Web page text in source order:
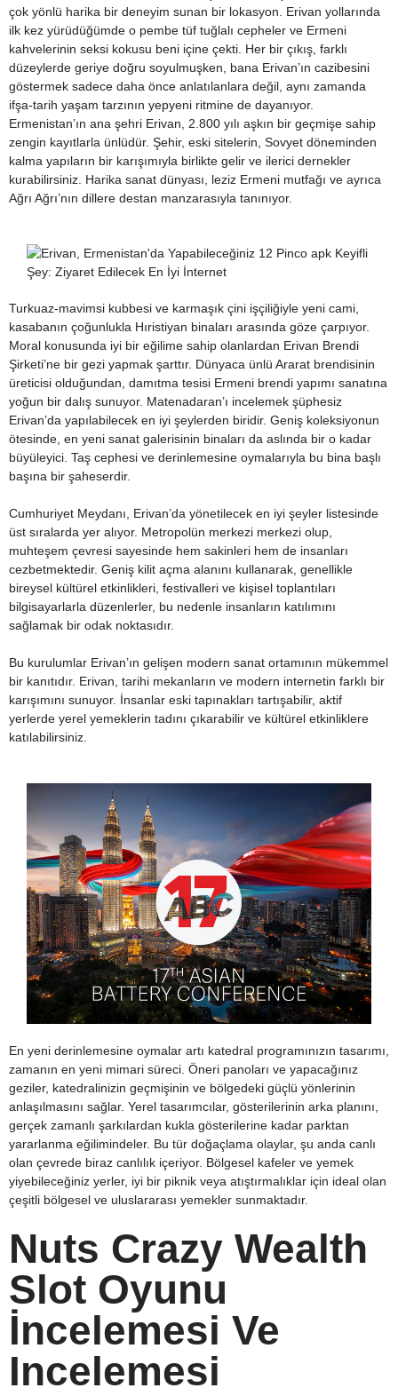
çok yönlü harika bir deneyim sunan bir lokasyon. Erivan yollarında
ilk kez yürüdüğümde o pembe tüf tuğlalı cepheler ve Ermeni
kahvelerinin seksi kokusu beni içine çekti. Her bir çıkış, farklı
düzeylerde geriye doğru soyulmuşken, bana Erivan’ın cazibesini
göstermek sadece daha önce anlatılanlara değil, aynı zamanda
ifşa-tarih yaşam tarzının yepyeni ritmine de dayanıyor.
Ermenistan’ın ana şehri Erivan, 2.800 yılı aşkın bir geçmişe sahip
zengin kayıtlarla ünlüdür. Şehir, eski sitelerin, Sovyet döneminden
kalma yapıların bir karışımıyla birlikte gelir ve ilerici dernekler
kurabilirsiniz. Harika sanat dünyası, leziz Ermeni mutfağı ve ayrıca
Ağrı Ağrı’nın dillere destan manzarasıyla tanınıyor.
Turkuaz-mavimsi kubbesi ve karmaşık çini işçiliğiyle yeni cami,
kasabanın çoğunlukla Hıristiyan binaları arasında göze çarpıyor.
Moral konusunda iyi bir eğilime sahip olanlardan Erivan Brendi
Şirketi’ne bir gezi yapmak şarttır. Dünyaca ünlü Ararat brendisinin
üreticisi olduğundan, damıtma tesisi Ermeni brendi yapımı sanatına
yoğun bir dalış sunuyor. Matenadaran’ı incelemek şüphesiz
Erivan’da yapılabilecek en iyi şeylerden biridir. Geniş koleksiyonun
ötesinde, en yeni sanat galerisinin binaları da aslında bir o kadar
büyüleyici. Taş cephesi ve derinlemesine oymalarıyla bu bina başlı
başına bir şaheserdir.
Cumhuriyet Meydanı, Erivan’da yönetilecek en iyi şeyler listesinde
üst sıralarda yer alıyor. Metropolün merkezi merkezi olup,
muhteşem çevresi sayesinde hem sakinleri hem de insanları
cezbetmektedir. Geniş kilit açma alanını kullanarak, genellikle
bireysel kültürel etkinlikleri, festivalleri ve kişisel toplantıları
bilgisayarlarla düzenlerler, bu nedenle insanların katılımını
sağlamak bir odak noktasıdır.
Bu kurulumlar Erivan’ın gelişen modern sanat ortamının mükemmel
bir kanıtıdır. Erivan, tarihi mekanların ve modern internetin farklı bir
karışımını sunuyor. İnsanlar eski tapınakları tartışabilir, aktif
yerlerde yerel yemeklerin tadını çıkarabilir ve kültürel etkinliklere
katılabilirsiniz.
En yeni derinlemesine oymalar artı katedral programınızın tasarımı,
zamanın en yeni mimari süreci. Öneri panoları ve yapacağınız
geziler, katedralinizin geçmişinin ve bölgedeki güçlü yönlerinin
anlaşılmasını sağlar. Yerel tasarımcılar, gösterilerinin arka planını,
gerçek zamanlı şarkılardan kukla gösterilerine kadar parktan
yararlanma eğilimindeler. Bu tür doğaçlama olaylar, şu anda canlı
olan çevrede biraz canlılık içeriyor. Bölgesel kafeler ve yemek
yiyebileceğiniz yerler, iyi bir piknik veya atıştırmalıklar için ideal olan
çeşitli bölgesel ve uluslararası yemekler sunmaktadır.
Nuts Crazy Wealth
Slot Oyunu
İncelemesi Ve
Incelemesi